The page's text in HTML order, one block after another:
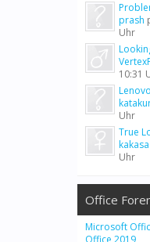
prash
Uhr
10:31
Uhr
True
kakasa
Uhr
Office
Microsoft
Office 2019